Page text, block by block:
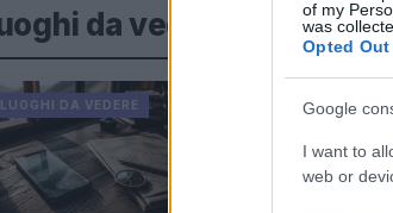
of my
was
Opted Out
Google
I want to
web or
da vedere
LUOGHI DA VEDERE LUOGHI DA VEDERE